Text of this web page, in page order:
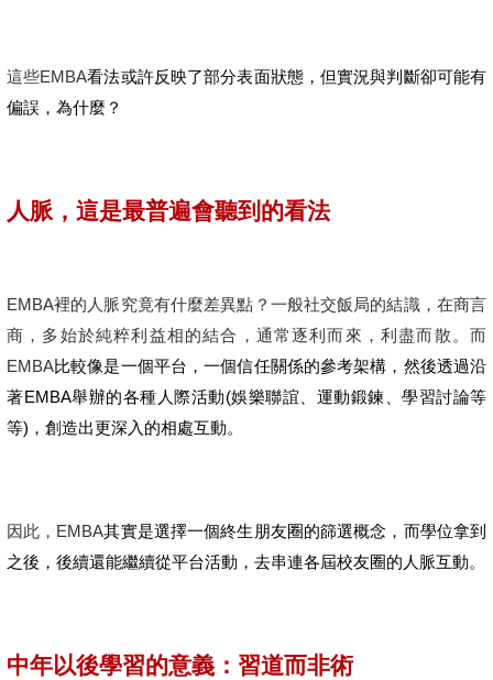
這些EMBA看法或許反映了部分表面狀態，但實況與判斷卻可能有
偏誤，為什麼？
人脈，這是最普遍會聽到的看法
EMBA裡的人脈究竟有什麼差異點？一般社交飯局的結識，在商言
商，多始於純粹利益相的結合，通常逐利而來，利盡而散。而
EMBA比較像是一個平台，一個信任關係的參考架構，然後透過沿
著EMBA舉辦的各種人際活動(娛樂聯誼、運動鍛鍊、學習討論等
等)，創造出更深入的相處互動。
因此，EMBA其實是選擇一個終生朋友圈的篩選概念，而學位拿到
之後，後續還能繼續從平台活動，去串連各屆校友圈的人脈互動。
中年以後學習的意義：習道而非術